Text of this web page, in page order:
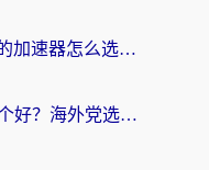
海外党必看：类似归雁的加速器怎么选？一篇搞定无缝访问国内资源
斧牛和极速穿梭VPN哪个好？海外党选回国加速器必看的真实对比与避坑指南